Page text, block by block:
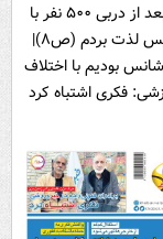
نتوانستید تمرکز داشته باشید (ص۴)| کرمانشاهی: بعد از دربی ۵۰۰ نفر با
من تماس گرفتند/ از داوری بازی استقلال - پرسپولیس لذت بردم (ص۸)|
بودیم با اختلاف
خبر ورزشی: فکری اشتباه کرد